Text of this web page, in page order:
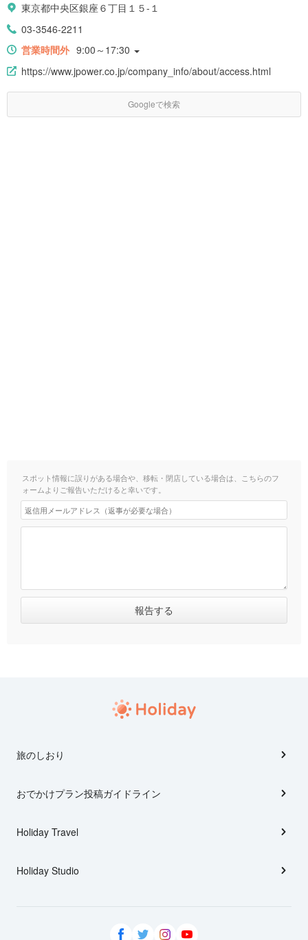
東京都中央区銀座６丁目１５-１
03-3546-2211
営業時間外 9:00～17:30
https://www.jpower.co.jp/company_info/about/access.html
Googleで検索
スポット情報に誤りがある場合や、移転・閉店している場合は、こちらのフ
ォームよりご報告いただけると幸いです。
旅のしおり
おでかけプラン投稿ガイドライン
Holiday Travel
Holiday Studio